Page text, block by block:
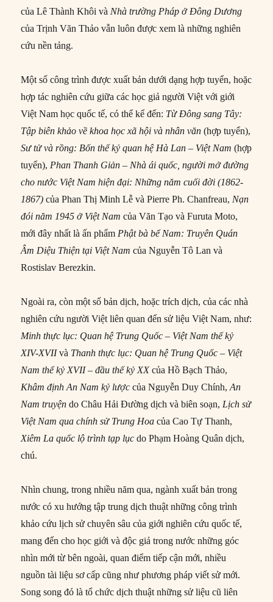
của Lê Thành Khôi và Nhà trường Pháp ở Đông Dương
của Trịnh Văn Thảo vẫn luôn được xem là những nghiên
cứu nền tảng.
Một số công trình được xuất bản dưới dạng hợp tuyển, hoặc
hợp tác nghiên cứu giữa các học giả người Việt với giới
Việt Nam học quốc tế, có thể kể đến: Từ Đông sang Tây:
Tập biên khảo về khoa học xã hội và nhân văn (hợp tuyển),
Sư tử và rồng: Bốn thế kỷ quan hệ Hà Lan – Việt Nam (hợp
tuyển), Phan Thanh Giản – Nhà ái quốc, người mở đường
cho nước Việt Nam hiện đại: Những năm cuối đời (1862-
1867)của Phan Thị Minh Lễ và Pierre Ph. Chanfreau, Nạn
đói năm 1945 ở Việt Nam của Văn Tạo và Furuta Moto,
mới đây nhất là ấn phẩm Phật bà bể Nam: Truyên Quán
Âm Diệu Thiện tại Việt Namcủa Nguyễn Tô Lan và
Rostislav Berezkin.
Ngoài ra, còn một số bản dịch, hoặc trích dịch, của các nhà
nghiên cứu người Việt liên quan đến sử liệu Việt Nam, như:
Minh thực lục: Quan hệ Trung Quốc – Việt Nam thế kỷ
XIV-XVIIvà Thanh thực lục: Quan hệ Trung Quốc – Việt
Nam thế kỷ XVII – đầu thế kỷ XXcủa Hồ Bạch Thảo,
Khâm định An Nam kỷ lượccủa Nguyễn Duy Chính,An
Nam truyệndo Châu Hải Đường dịch và biên soạn, Lịch sử
Việt Nam qua chính sử Trung Hoacủa Cao Tự Thanh,
Xiêm La quốc lộ trình tạp lục do Phạm Hoàng Quân dịch,
chú.
Nhìn chung, trong nhiều năm qua, ngành xuất bản trong
nước có xu hướng tập trung dịch thuật những công trình
khảo cứu lịch sử chuyên sâu của giới nghiên cứu quốc tế,
mang đến cho học giới và độc giả trong nước những góc
nhìn mới từ bên ngoài, quan điểm tiếp cận mới, nhiều
nguồn tài liệu sơ cấp cũng như phương pháp viết sử mới.
Song song đó là tổ chức dịch thuật những sử liệu cũ liên